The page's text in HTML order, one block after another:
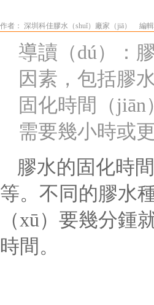
作者： 深圳科佳膠水（shuǐ）廠家（jiā） 編輯
導讀（dú）：
因素，包括膠
固化時間（
需要幾小時或
膠水的固化時
等。不同的膠水
（xū）要幾分鍾
時間。